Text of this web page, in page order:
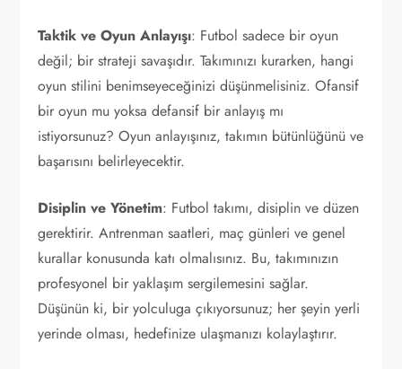
Taktik ve Oyun Anlayışı: Futbol sadece bir oyun
değil; bir strateji savaşıdır. Takımınızı kurarken, hangi
oyun stilini benimseyeceğinizi düşünmelisiniz. Ofansif
bir oyun mu yoksa defansif bir anlayış mı
istiyorsunuz? Oyun anlayışınız, takımın bütünlüğünü ve
başarısını belirleyecektir.
Disiplin ve Yönetim: Futbol takımı, disiplin ve düzen
gerektirir. Antrenman saatleri, maç günleri ve genel
kurallar konusunda katı olmalısınız. Bu, takımınızın
profesyonel bir yaklaşım sergilemesini sağlar.
Düşünün ki, bir yolculuga çıkıyorsunuz; her şeyin yerli
yerinde olması, hedefinize ulaşmanızı kolaylaştırır.